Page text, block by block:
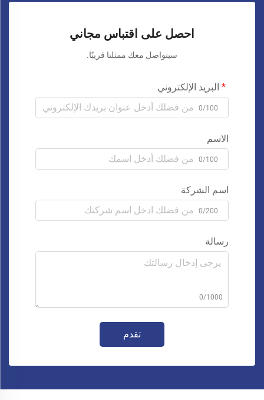
احصل على اقتباس مجاني
سيتواصل معك ممثلنا قريبًا.
البريد الإلكتروني
0/100
الاسم
0/100
اسم الشركة
0/200
رسالة
0/1000
تقدم